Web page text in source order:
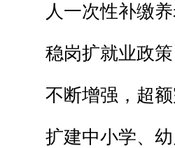
人一次性补缴
稳岗扩就业政
不断增强，超
扩建中小学、